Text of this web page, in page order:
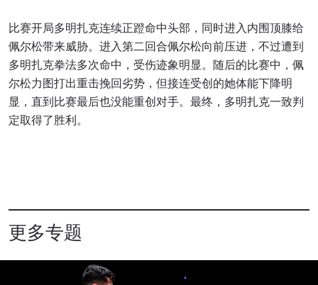
比赛开局多明扎克连续正蹬命中头部，同时进入内围顶膝给
佩尔松带来威胁。进入第二回合佩尔松向前压进，不过遭到
多明扎克拳法多次命中，受伤迹象明显。随后的比赛中，佩
尔松力图打出重击挽回劣势，但接连受创的她体能下降明
显，直到比赛最后也没能重创对手。最终，多明扎克一致判
定取得了胜利。
更多专题